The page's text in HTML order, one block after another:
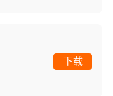
下载